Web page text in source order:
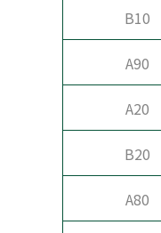
B10
A90
A20
B20
A80